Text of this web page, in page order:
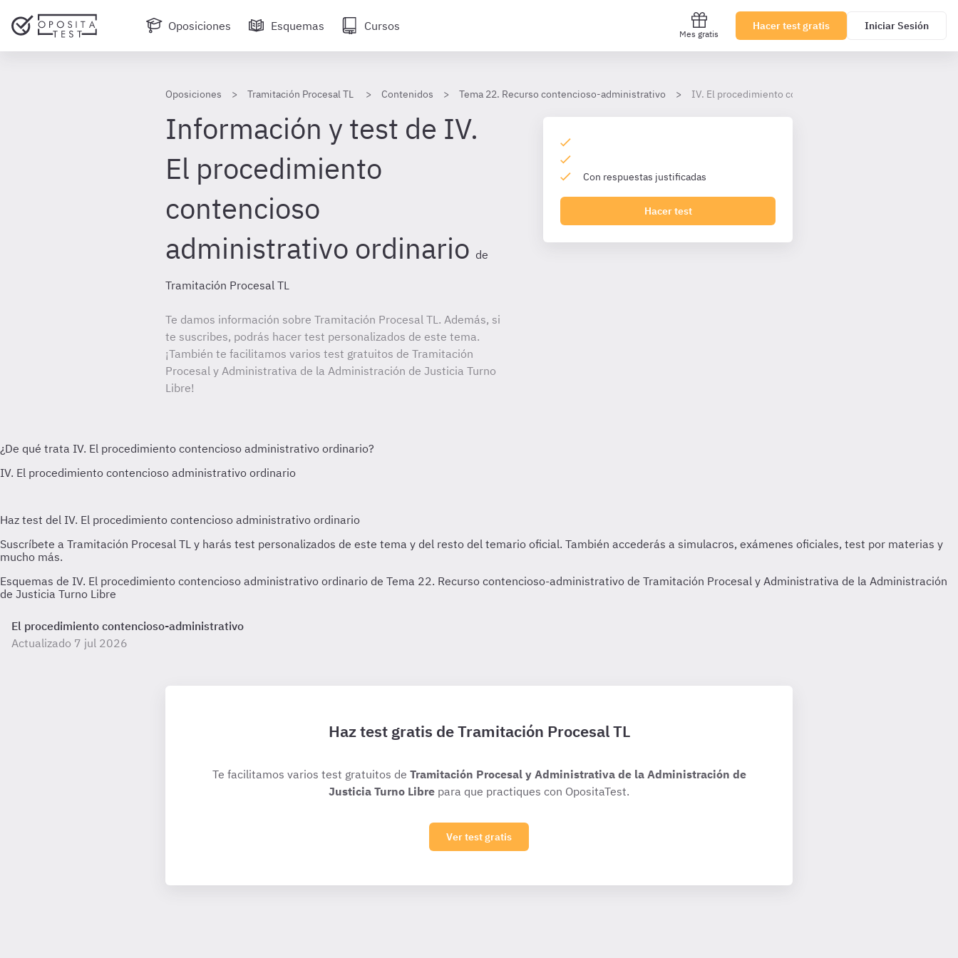
Oposiciones Esquemas Cursos
Mes gratis
Hacer test gratis Iniciar Sesión
Oposiciones Tramitación Procesal TL Contenidos Tema 22. Recurso contencioso-administrativo IV. El procedimiento contencioso administrativo ordinario
Información y test de IV.
El procedimiento
contencioso
administrativo ordinario de
Tramitación Procesal TL
Te damos información sobre Tramitación Procesal TL. Además, si
te suscribes, podrás hacer test personalizados de este tema.
¡También te facilitamos varios test gratuitos de Tramitación
Procesal y Administrativa de la Administración de Justicia Turno
Libre!
Con respuestas justificadas
Hacer test
Esquemas de IV. El procedimiento contencioso administrativo ordinario de Tema 22. Recurso contencioso-administrativo de Tramitación Procesal y Administrativa de la Administración
de Justicia Turno Libre
El procedimiento contencioso-administrativo
Actualizado 7 jul 2026
Haz test gratis de Tramitación Procesal TL
Te facilitamos varios test gratuitos de Tramitación Procesal y Administrativa de la Administración de
Justicia Turno Libre para que practiques con OpositaTest.
Ver test gratis